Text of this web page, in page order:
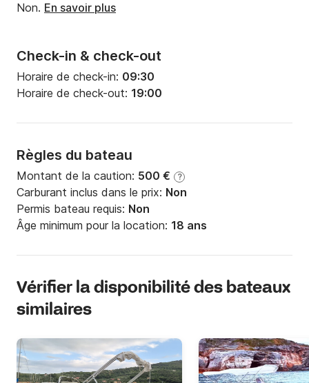
Check-in & check-out
Horaire de check-in: 09:30
Horaire de check-out: 19:00
Règles du bateau
Montant de la caution: 500 € ?
Carburant inclus dans le prix: Non
Permis bateau requis: Non
Âge minimum pour la location: 18 ans
Non. En savoir plus
Vérifier la disponibilité des bateaux
similaires